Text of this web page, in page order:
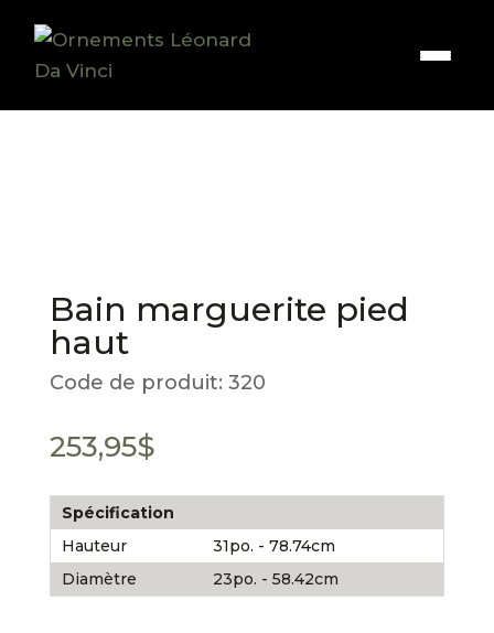
Bain marguerite pied
haut
Code de produit: 320
253,95$
Spécification
Hauteur
31po. - 78.74cm
Diamètre
23po. - 58.42cm